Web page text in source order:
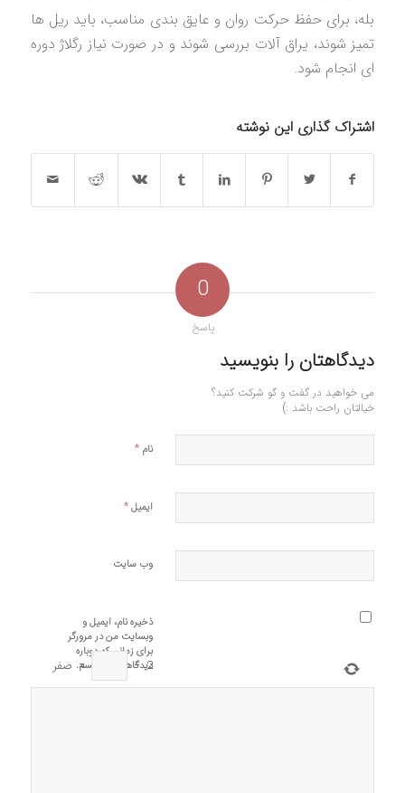
بله، برای حفظ حرکت روان و عایق بندی مناسب، باید ریل ها
تمیز شوند، یراق آلات بررسی شوند و در صورت نیاز رگلاژ دوره
ای انجام شود.
اشتراک گذاری این نوشته
0
پاسخ
دیدگاهتان را بنویسید
می خواهید در گفت و گو شرکت کنید؟
خیالتان راحت باشد :)
نام *
ایمیل*
وب‌ سایت
ذخیره نام، ایمیل و
وبسایت من در مرورگر
برای زمانی که دوباره
دیدگاهی می‌نویسم.
2
−
= صفر